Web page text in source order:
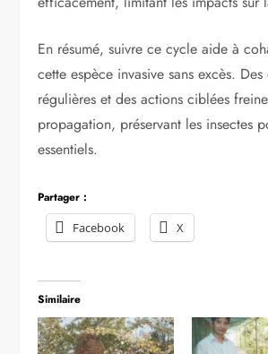
En résumé, suivre ce cycle aide à
cette espèce invasive sans excès.
régulières et des actions ciblées
propagation, préservant les insectes
essentiels.
Partager :
Facebook
X
Similaire